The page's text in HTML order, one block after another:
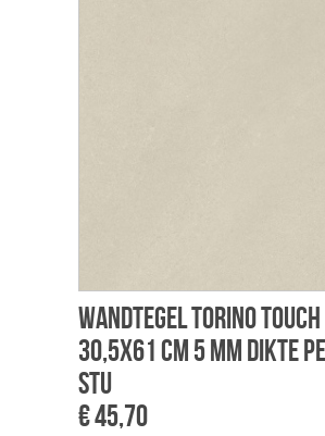
Wandtegel Torino touch
30,5x61 cm 5 mm dikte
stu
€ 45,70